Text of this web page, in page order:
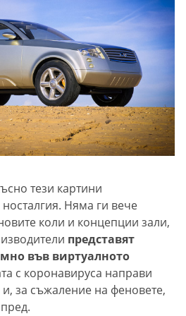
тези картини
Няма ги вече
коли и концепции зали,
представят
във виртуалното
с коронавируса направи
за съжаление на феновете,